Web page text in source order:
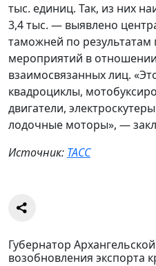
тыс. единиц. Так, из них
3,4 тыс. — выявлено
таможней по
мероприятий в
взаимосвязанных лиц.
квадроциклы,
двигатели,
лодочные моторы», —
Источник: ТАСС
Губернатор
возобновления экспорта